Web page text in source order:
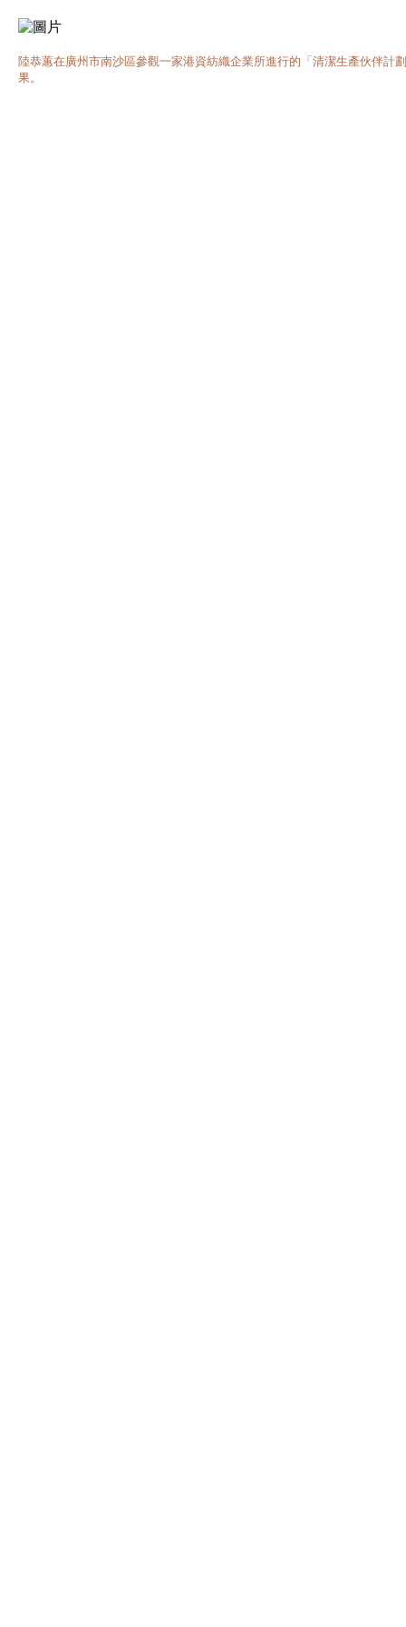
陸恭蕙在廣州市南沙區參觀一家港資紡織企業所進行的「清潔生產伙伴
果。